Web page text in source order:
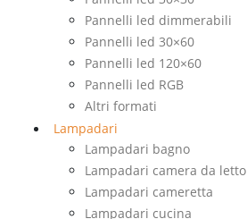
Pannelli led dimmerabili
Pannelli led 30×60
Pannelli led 120×60
Pannelli led RGB
Altri formati
Lampadari
Lampadari bagno
Lampadari camera da letto
Lampadari cameretta
Lampadari cucina